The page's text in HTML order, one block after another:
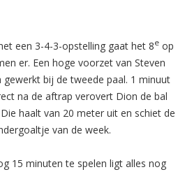
een 3-4-3-opstelling gaat het 8e op
er. Een hoge voorzet van Steven
bij de tweede paal. 1 minuut
na de aftrap verovert Dion de bal
haalt van 20 meter uit en schiet de
van de week.
15 minuten te spelen ligt alles nog